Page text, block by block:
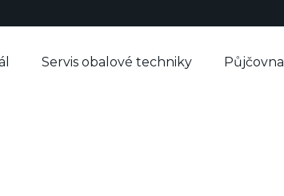
Servis obalové techniky Půjčovna